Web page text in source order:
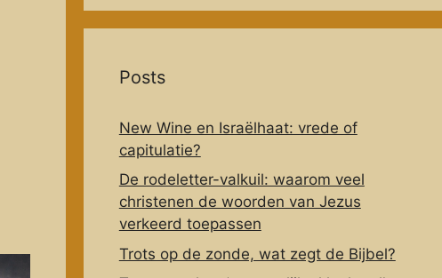
Posts
New Wine en Israëlhaat: vrede of
capitulatie?
De rodeletter-valkuil: waarom veel
christenen de woorden van Jezus
verkeerd toepassen
Trots op de zonde, wat zegt de Bijbel?